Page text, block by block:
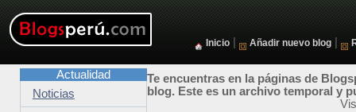
Inicio Añadir nuevo blog
Te encuentras en la páginas de
blog. Este es un archivo temporal y
Actualidad
Noticias